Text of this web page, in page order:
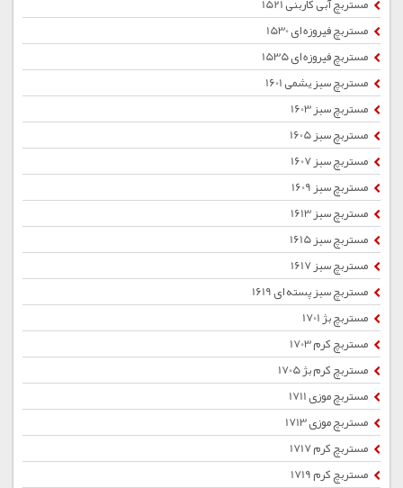
مستربچ فیروزه ای 1530
مستربچ فیروزه ای 1535
مستربچ سبز یشمی 1601
مستربچ سبز 1603
مستربچ سبز 1605
مستربچ سبز 1607
مستربچ سبز 1609
مستربچ سبز 1613
مستربچ سبز 1615
مستربچ سبز 1617
مستربچ سبز پسته ای 1619
مستربچ بژ 1701
مستربچ کرم 1703
مستربچ کرم بژ 1705
مستربچ موزی 1711
مستربچ موزی 1713
مستربچ کرم 1717
مستربچ کرم 1719